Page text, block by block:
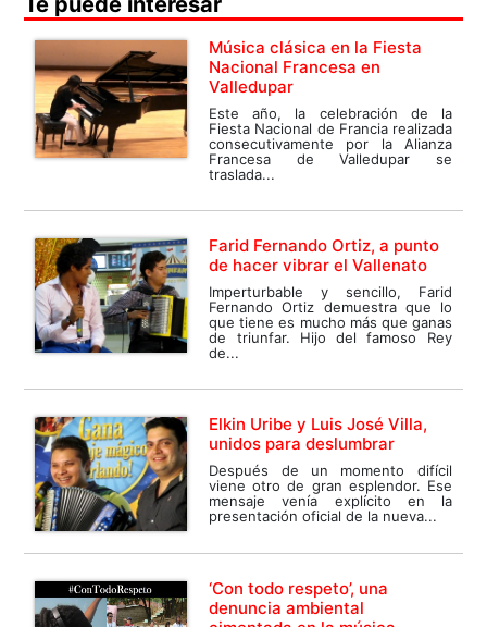
Música clásica en la Fiesta
Nacional Francesa en
Valledupar
Este año, la celebración de la
Fiesta Nacional de Francia realizada
consecutivamente por la Alianza
Francesa de Valledupar se
traslada...
Farid Fernando Ortiz, a punto
de hacer vibrar el Vallenato
Imperturbable y sencillo, Farid
Fernando Ortiz demuestra que lo
que tiene es mucho más que ganas
de triunfar. Hijo del famoso Rey
de...
Elkin Uribe y Luis José Villa,
unidos para deslumbrar
Después de un momento difícil
viene otro de gran esplendor. Ese
mensaje venía explícito en la
presentación oficial de la nueva...
‘Con todo respeto’, una
denuncia ambiental